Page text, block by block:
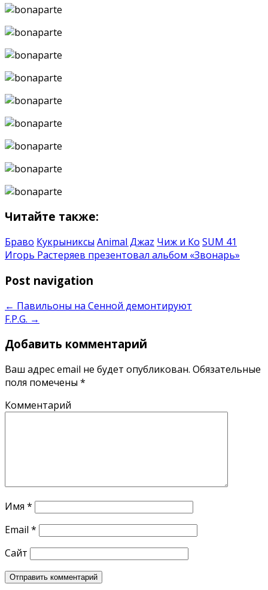
Читайте также:
Браво Кукрыниксы Animal Джаz Чиж и Ко SUM 41
Игорь Растеряев презентовал альбом «Звонарь»
Post navigation
← Павильоны на Сенной демонтируют
F.P.G. →
Добавить комментарий
Ваш адрес email не будет опубликован. Обязательные
поля помечены *
Комментарий
Имя *
Email *
Сайт